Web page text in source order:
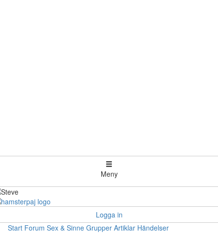
Meny
Logga in
Start Forum Sex & Sinne Grupper Artiklar Händelser